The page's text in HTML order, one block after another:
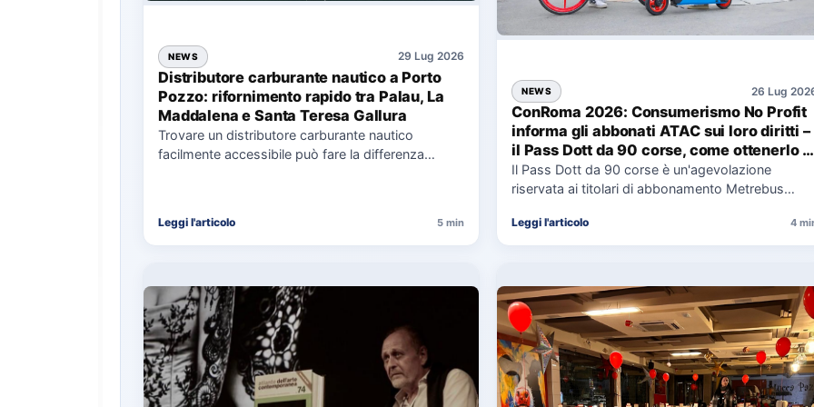
NEWS 29 Lug 2026
Distributore carburante nautico a Porto
Pozzo: rifornimento rapido tra Palau, La
Maddalena e Santa Teresa Gallura
Trovare un distributore carburante nautico
facilmente accessibile può fare la differenza
Leggi l'articolo 5 min
NEWS 26 Lug
ConRoma 2026: Consumerismo No Profit
informa gli abbonati ATAC sui loro diritti –
il Pass Dott da 90 corse, come ottenerlo e
cosa spetta in caso di disservizi
Il Pass Dott da 90 corse è un'agevolazione
riservata ai titolari di abbonamento Metrebus
Leggi l'articolo 4